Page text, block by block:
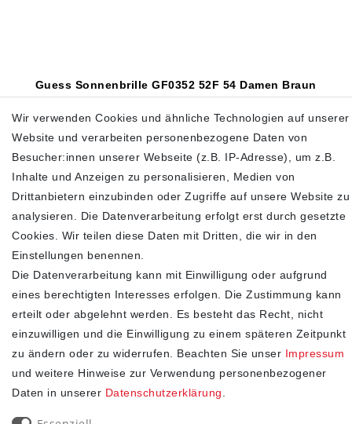
Guess Sonnenbrille GF0352 52F 54 Damen Braun
95,00 € 63,95 €
inkl. ges. MwSt.zzgl.Versandkosten
In den Warenkorb
Impressum
Daten­schutz­erklärung
AGB
Widerrufs­recht
Vertrag widerrufen
STAY CONNECTED
Wir verwenden Cookies und ähnliche Technologien auf unserer
Website und verarbeiten personenbezogene Daten von
Besucher:innen unserer Webseite (z.B. IP-Adresse), um z.B.
Inhalte und Anzeigen zu personalisieren, Medien von
Drittanbietern einzubinden oder Zugriffe auf unsere Website zu
analysieren. Die Datenverarbeitung erfolgt erst durch gesetzte
Cookies. Wir teilen diese Daten mit Dritten, die wir in den
Einstellungen benennen.
Die Datenverarbeitung kann mit Einwilligung oder aufgrund
eines berechtigten Interesses erfolgen. Die Zustimmung kann
erteilt oder abgelehnt werden. Es besteht das Recht, nicht
einzuwilligen und die Einwilligung zu einem späteren Zeitpunkt
zu ändern oder zu widerrufen. Beachten Sie unser Impressum
und weitere Hinweise zur Verwendung personenbezogener
Daten in unserer Daten­schutz­erklärung